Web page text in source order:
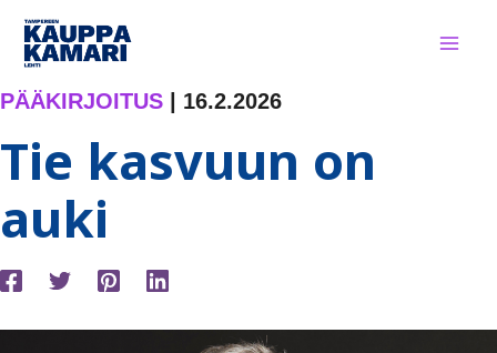
Siirry
sisältöön
PÄÄKIRJOITUS 16.2.2026
Tie kasvuun on
auki